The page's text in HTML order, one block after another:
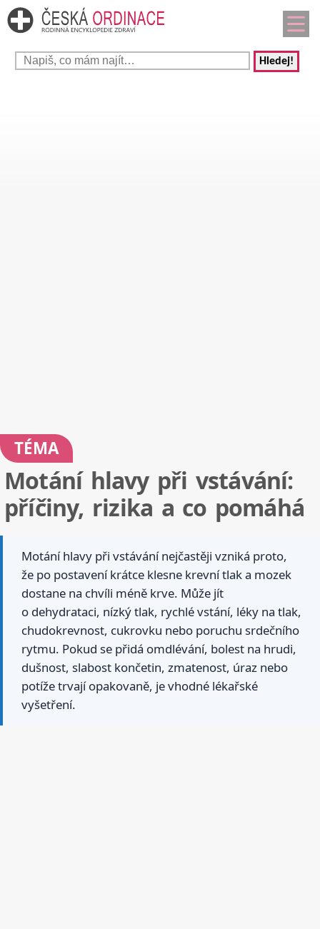
Hledej!
TÉMA
Motání hlavy při vstávání:
příčiny, rizika a co pomáhá
Motání hlavy při vstávání nejčastěji vzniká proto,
že po postavení krátce klesne krevní tlak a mozek
dostane na chvíli méně krve. Může jít
o dehydrataci, nízký tlak, rychlé vstání, léky na tlak,
chudokrevnost, cukrovku nebo poruchu srdečního
rytmu. Pokud se přidá omdlévání, bolest na hrudi,
dušnost, slabost končetin, zmatenost, úraz nebo
potíže trvají opakovaně, je vhodné lékařské
vyšetření.